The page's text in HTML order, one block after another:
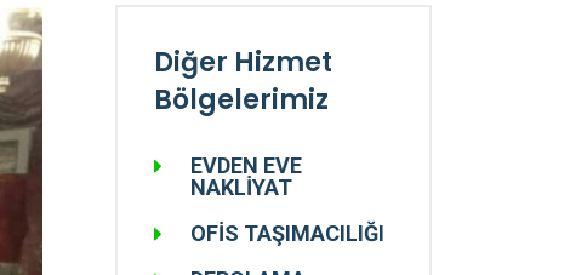
Diğer Hizmet
Bölgelerimiz
EVDEN EVE
NAKLİYAT
OFİS TAŞIMACILIĞI